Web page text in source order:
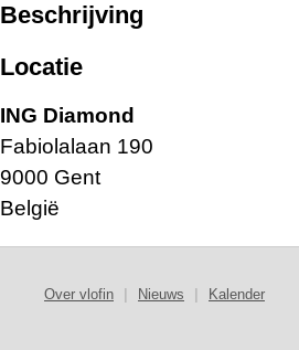
Beschrijving
Locatie
ING Diamond
Fabiolalaan 190
9000 Gent
België
Over vlofin Nieuws Kalender